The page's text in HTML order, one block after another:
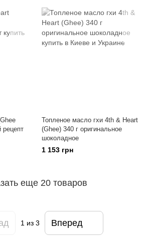
рецепт
Топленое масло гхи 4th & Heart
(Ghee) 340 г оригинальное
шоколадное
1 153 грн
еще 20 товаров
1 из 3 Вперед